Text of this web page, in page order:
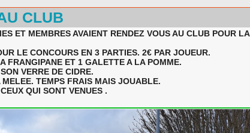
CLUB
ET MEMBRES AVAIENT RENDEZ VOUS AU CLUB POUR LA
LE CONCOURS EN 3 PARTIES. 2€ PAR JOUEUR.
ET 1 GALETTE A LA POMME.
VERRE DE CIDRE.
TEMPS FRAIS MAIS JOUABLE.
QUI SONT VENUES .